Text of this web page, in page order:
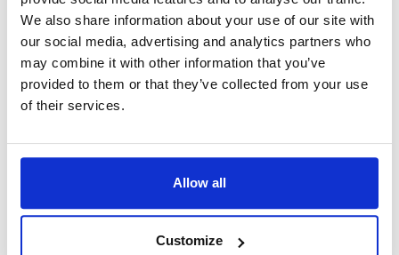
We also share information about your use of our site with
our social media, advertising and analytics partners who
may combine it with other information that you’ve
provided to them or that they’ve collected from your use
of their services.
Allow all
Customize
En savoir plus